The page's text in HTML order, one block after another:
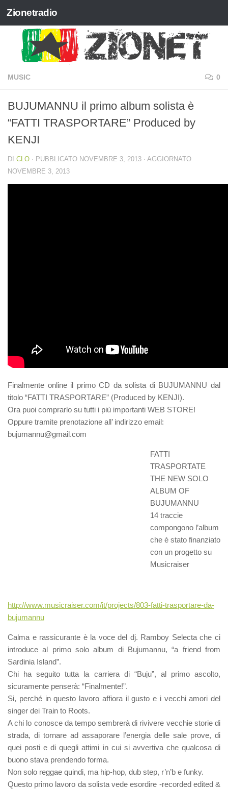
Salta al contenuto
Zionetradio
MUSIC 0
BUJUMANNU il primo album solista è
“FATTI TRASPORTARE” Produced by
KENJI
DI CLO · PUBBLICATO NOVEMBRE 3, 2013 · AGGIORNATO
NOVEMBRE 3, 2013
Finalmente online il primo CD da solista di BUJUMANNU dal
titolo “FATTI TRASPORTARE” (Produced by KENJI).
Ora puoi comprarlo su tutti i più importanti WEB STORE!
Oppure tramite prenotazione all’ indirizzo email:
bujumannu@gmail.com
FATTI
TRASPORTATE
THE NEW SOLO
ALBUM OF
BUJUMANNU
14 traccie
compongono l’album
che è stato finanziato
con un progetto su
Musicraiser
http://www.musicraiser.com/it/projects/803-fatti-trasportare-da-
bujumannu
Calma e rassicurante è la voce del dj. Ramboy Selecta che ci
introduce al primo solo album di Bujumannu, “a friend from
Sardinia Island”.
Chi ha seguito tutta la carriera di “Buju”, al primo ascolto,
sicuramente penserà: “Finalmente!”.
Si, perché in questo lavoro affiora il gusto e i vecchi amori del
singer dei Train to Roots.
A chi lo conosce da tempo sembrerà di rivivere vecchie storie di
strada, di tornare ad assaporare l’energia delle sale prove, di
quei posti e di quegli attimi in cui si avvertiva che qualcosa di
buono stava prendendo forma.
Non solo reggae quindi, ma hip-hop, dub step, r’n’b e funky.
Questo primo lavoro da solista vede esordire -recorded edited &